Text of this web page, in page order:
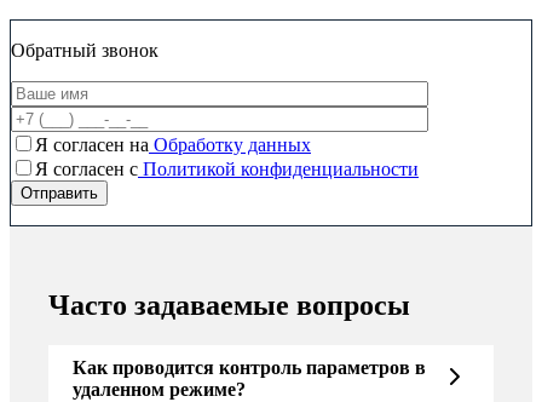
Обратный звонок
Я согласен на Обработку данных
Я согласен c Политикой конфиденциальности
Часто задаваемые вопросы
Как проводится контроль параметров в
удаленном режиме?